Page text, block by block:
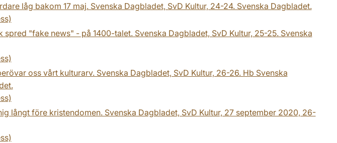
låg bakom 17 maj. Svenska Dagbladet, SvD Kultur, 24-24. Svenska Dagbladet.
"fake news" - på 1400-talet. Svenska Dagbladet, SvD Kultur, 25-25. Svenska
oss vårt kulturarv. Svenska Dagbladet, SvD Kultur, 26-26. Hb Svenska
långt före kristendomen. Svenska Dagbladet, SvD Kultur, 27 september 2020, 26-